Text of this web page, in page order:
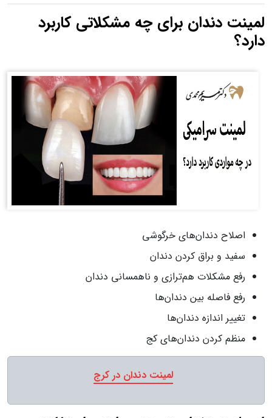
لمینت دندان برای چه مشکلاتی کاربرد
دارد؟
اصلاح دندان‌های خرگوشی
سفید و براق کردن دندان
رفع مشکلات هم‌ترازی و ناهمسانی دندان
رفع فاصله بین دندان‌ها
تغییر اندازه دندان‌ها
منظم کردن دندان‌های کج
لمینت دندان در کرج